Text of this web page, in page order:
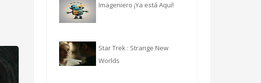
Imageniero ¡Ya está Aquí!
Star Trek : Strange New
Worlds